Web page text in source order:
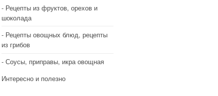
Рецепты из фруктов, орехов и
шоколада
Рецепты овощных блюд, рецепты
из грибов
Соусы, приправы, икра овощная
Интересно и полезно